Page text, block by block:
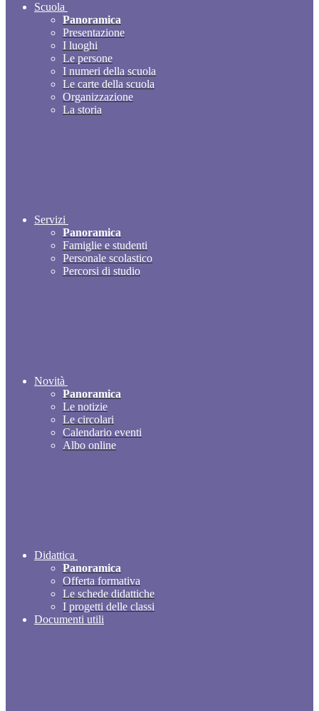
Scuola
Panoramica
Presentazione
I luoghi
Le persone
I numeri della scuola
Le carte della scuola
Organizzazione
La storia
Servizi
Panoramica
Famiglie e studenti
Personale scolastico
Percorsi di studio
Novità
Panoramica
Le notizie
Le circolari
Calendario eventi
Albo online
Didattica
Panoramica
Offerta formativa
Le schede didattiche
I progetti delle classi
Documenti utili